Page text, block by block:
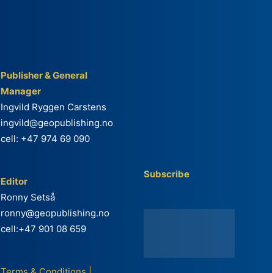
Publisher & General
Manager
Ingvild Ryggen Carstens
ingvild@geopublishing.no
cell: +47 974 69 090
Editor
Ronny Setså
ronny@geopublishing.no
cell:+47 901 08 659
Subscribe